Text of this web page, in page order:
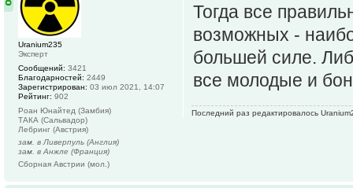
Тогда все
возможных -
большей силе.
все молодые и
Последний раз редактировалось
Uranium235
Эксперт
Сообщений: 3421
Благодарностей: 2449
Зарегистрирован: 03 июл 2021, 14:07
Рейтинг: 902
Роан Юнайтед (Замбия)
ТАКА (Сальвадор)
Лебринг (Австрия)
зам. в Ливерпуль (Англия)
зам. в Анжле (Франция)
Сборная Австрии (мол.)